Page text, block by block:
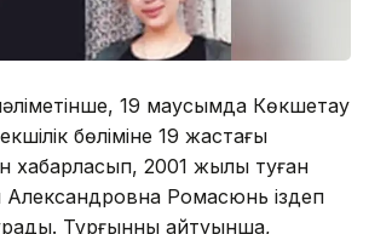
19 маусымда Көкшетау
бөліміне 19 жастағы
хабарласып, 2001 жылы туған
Александровна Ромасюнь іздеп
Тұрғынның айтуынша,